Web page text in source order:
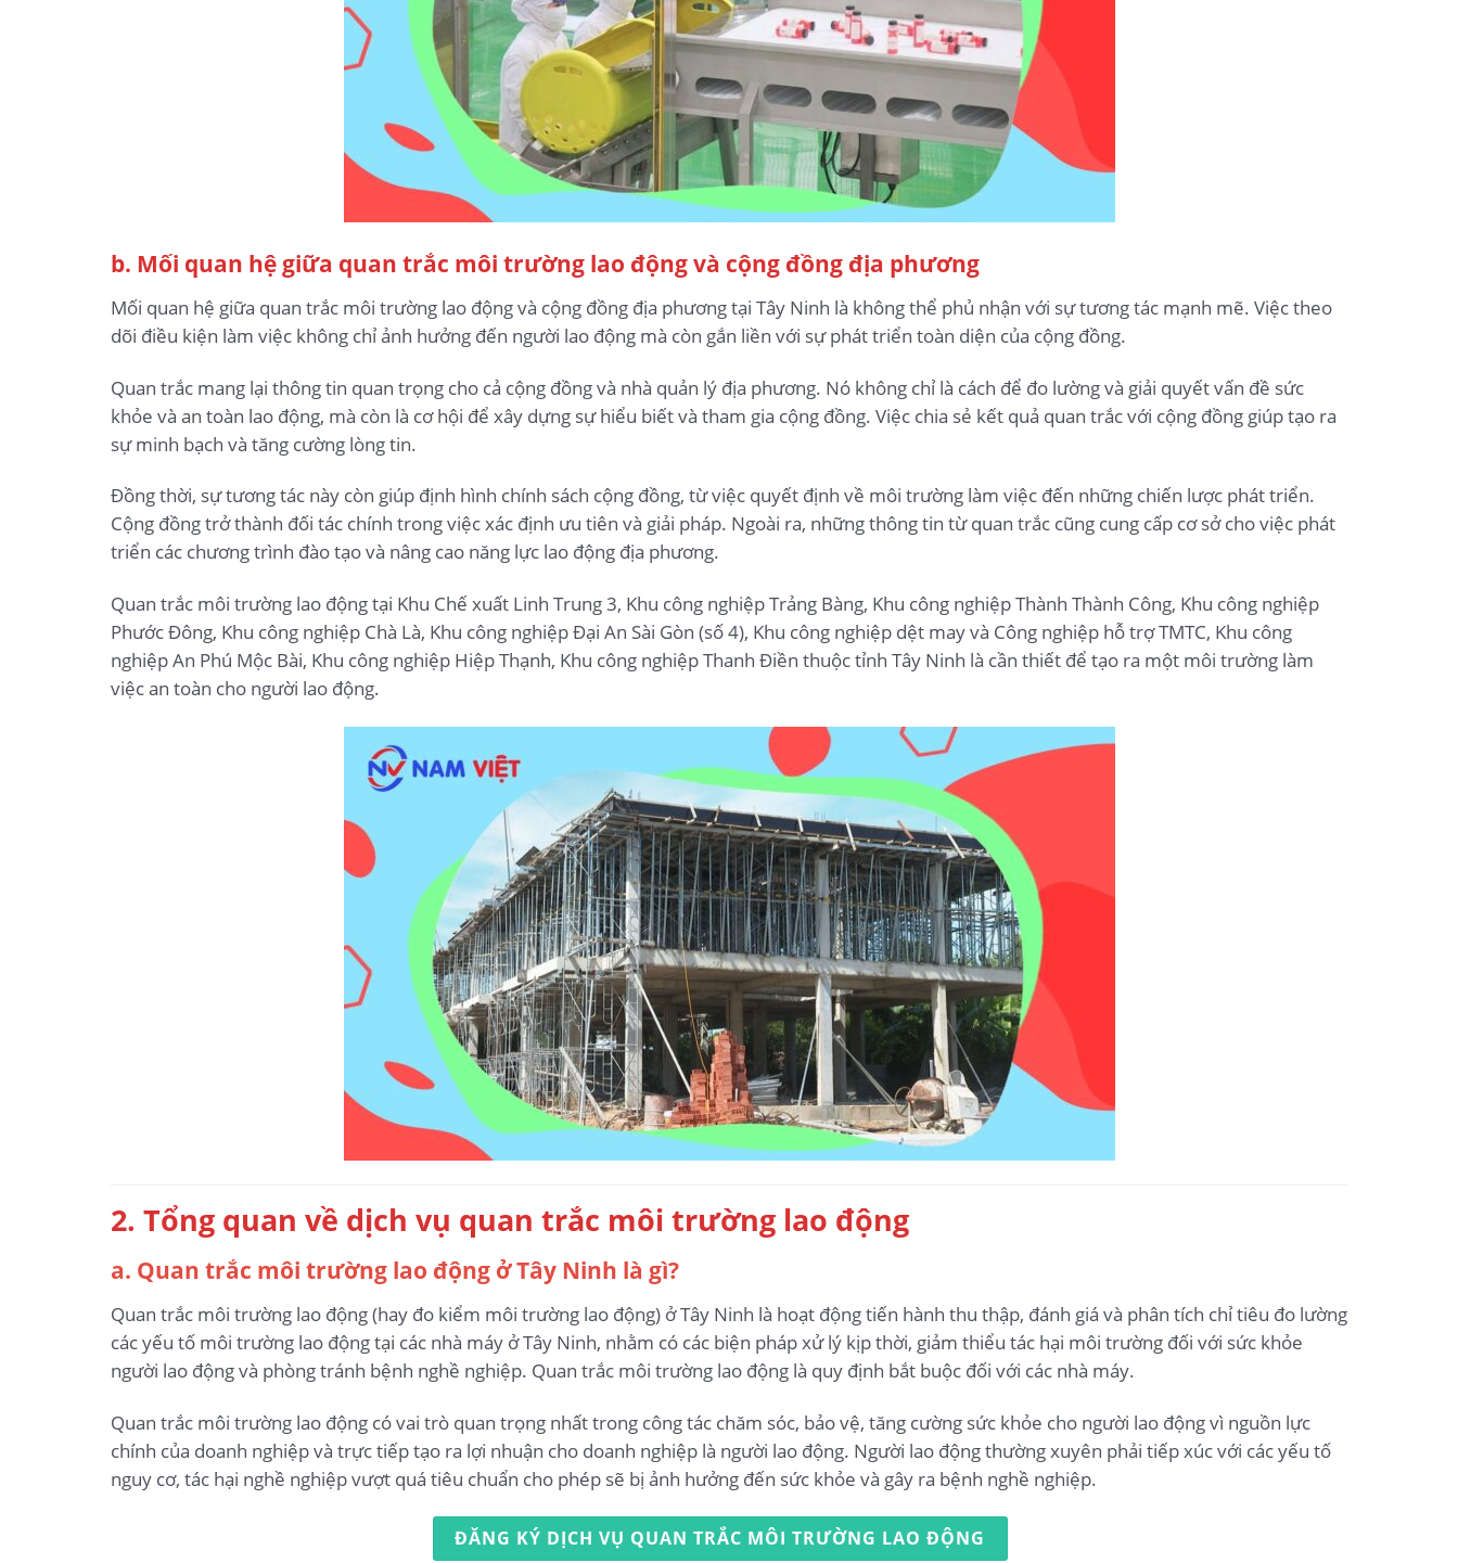
b. Mối quan hệ giữa quan trắc môi trường lao động và cộng đồng địa phương
Mối quan hệ giữa quan trắc môi trường lao động và cộng đồng địa phương tại Tây Ninh là không thể phủ nhận với sự tương tác mạnh mẽ. Việc theo
dõi điều kiện làm việc không chỉ ảnh hưởng đến người lao động mà còn gắn liền với sự phát triển toàn diện của cộng đồng.
Quan trắc mang lại thông tin quan trọng cho cả cộng đồng và nhà quản lý địa phương. Nó không chỉ là cách để đo lường và giải quyết vấn đề sức
khỏe và an toàn lao động, mà còn là cơ hội để xây dựng sự hiểu biết và tham gia cộng đồng. Việc chia sẻ kết quả quan trắc với cộng đồng giúp tạo ra
sự minh bạch và tăng cường lòng tin.
Đồng thời, sự tương tác này còn giúp định hình chính sách cộng đồng, từ việc quyết định về môi trường làm việc đến những chiến lược phát triển.
Cộng đồng trở thành đối tác chính trong việc xác định ưu tiên và giải pháp. Ngoài ra, những thông tin từ quan trắc cũng cung cấp cơ sở cho việc phát
triển các chương trình đào tạo và nâng cao năng lực lao động địa phương.
Quan trắc môi trường lao động tại Khu Chế xuất Linh Trung 3, Khu công nghiệp Trảng Bàng, Khu công nghiệp Thành Thành Công, Khu công nghiệp
Phước Đông, Khu công nghiệp Chà Là, Khu công nghiệp Đại An Sài Gòn (số 4), Khu công nghiệp dệt may và Công nghiệp hỗ trợ TMTC, Khu công
nghiệp An Phú Mộc Bài, Khu công nghiệp Hiệp Thạnh, Khu công nghiệp Thanh Điền thuộc tỉnh Tây Ninh là cần thiết để tạo ra một môi trường làm
việc an toàn cho người lao động.
2. Tổng quan về dịch vụ quan trắc môi trường lao động
a. Quan trắc môi trường lao động ở Tây Ninh là gì?
Quan trắc môi trường lao động (hay đo kiểm môi trường lao động) ở Tây Ninh là hoạt động tiến hành thu thập, đánh giá và phân tích chỉ tiêu đo lường
các yếu tố môi trường lao động tại các nhà máy ở Tây Ninh, nhằm có các biện pháp xử lý kịp thời, giảm thiểu tác hại môi trường đối với sức khỏe
người lao động và phòng tránh bệnh nghề nghiệp. Quan trắc môi trường lao động là quy định bắt buộc đối với các nhà máy.
Quan trắc môi trường lao động có vai trò quan trọng nhất trong công tác chăm sóc, bảo vệ, tăng cường sức khỏe cho người lao động vì nguồn lực
chính của doanh nghiệp và trực tiếp tạo ra lợi nhuận cho doanh nghiệp là người lao động. Người lao động thường xuyên phải tiếp xúc với các yếu tố
nguy cơ, tác hại nghề nghiệp vượt quá tiêu chuẩn cho phép sẽ bị ảnh hưởng đến sức khỏe và gây ra bệnh nghề nghiệp.
ĐĂNG KÝ DỊCH VỤ QUAN TRẮC MÔI TRƯỜNG LAO ĐỘNG